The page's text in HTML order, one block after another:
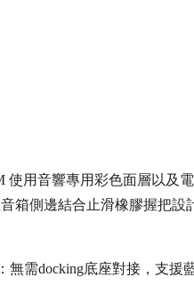
使用音響專用彩色面層以及
箱側邊結合止滑橡膠握把設
需docking底座對接，支援